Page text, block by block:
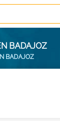
BADAJOZ
BADAJOZ